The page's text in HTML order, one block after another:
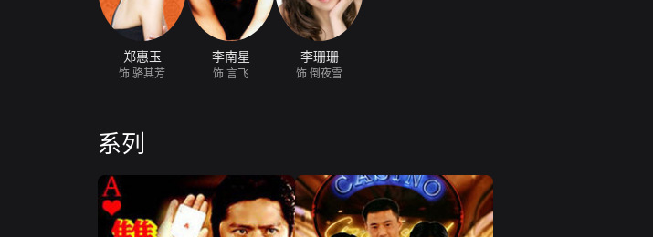
郑惠玉
饰 骆其芳
李南星
饰 言飞
李珊珊
饰 倒夜雪
系列